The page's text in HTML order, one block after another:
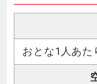
おとな1人あた